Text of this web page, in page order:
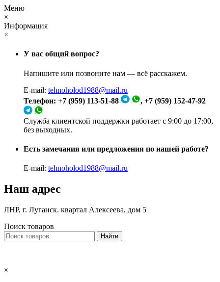
Меню
×
Информация
×
У вас общий вопрос?
Напишите или позвоните нам — всё расскажем.
E-mail: tehnoholod1988@mail.ru
Телефон: +7 (959) 113-51-88
, +7 (959) 152-47-92
Служба клиентской поддержки работает с 9:00 до 17:00,
без выходных.
Есть замечания или предложения по нашей работе?
E-mail: tehnoholod1988@mail.ru
Наш адрес
ЛНР, г. Луганск. квартал Алексеева, дом 5
Поиск товаров
×